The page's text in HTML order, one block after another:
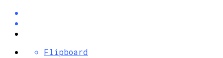
Flipboard